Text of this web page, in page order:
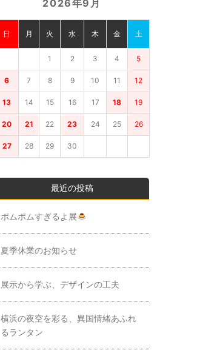
2026年9月
日 月 火 水 木 金 土
1 2 3 4 5
6 7 8 9 10 11 12
13 14 15 16 17 18 19
20 21 22 23 24 25 26
27 28 29 30
最近の投稿
ポムポムすぎるよ展
夏季休業のお知らせ
展示から学ぶ、デザインの工夫
横浜の夜空を彩る、異国情緒あふれ
るランタン